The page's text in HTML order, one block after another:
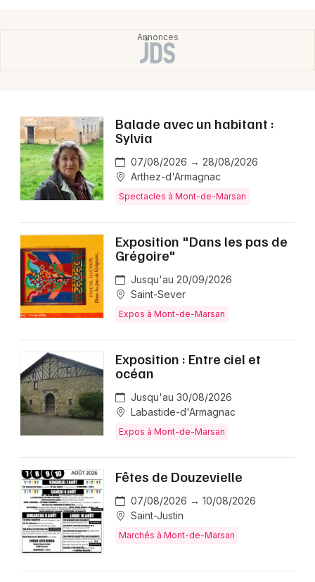
Balade avec un habitant :
Sylvia
07/08/2026 → 28/08/2026
Arthez-d'Armagnac
Spectacles à Mont-de-Marsan
Exposition "Dans les pas de
Grégoire"
Jusqu'au 20/09/2026
Saint-Sever
Expos à Mont-de-Marsan
Exposition : Entre ciel et
océan
Jusqu'au 30/08/2026
Labastide-d'Armagnac
Expos à Mont-de-Marsan
Fêtes de Douzevielle
07/08/2026 → 10/08/2026
Saint-Justin
Marchés à Mont-de-Marsan